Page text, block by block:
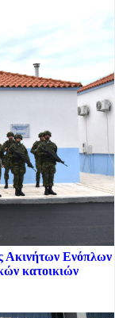
Ακινήτων Ενόπλων
κατοικιών